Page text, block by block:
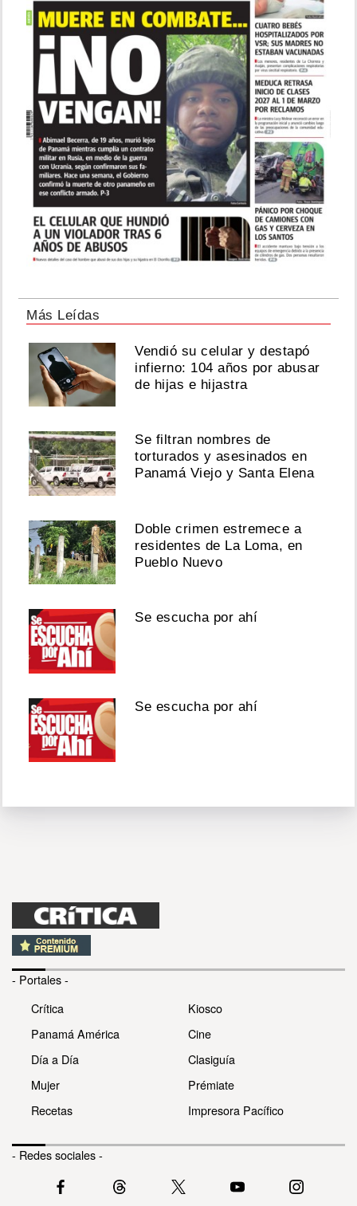
Más Leídas
Vendió su celular y destapó
infierno: 104 años por abusar
de hijas e hijastra
Se filtran nombres de
torturados y asesinados en
Panamá Viejo y Santa Elena
Doble crimen estremece a
residentes de La Loma, en
Pueblo Nuevo
Se escucha por ahí
Se escucha por ahí
- Portales -
Crítica
Panamá América
Día a Día
Mujer
Recetas
Kiosco
Cine
Clasiguía
Prémiate
Impresora Pacífico
- Redes sociales -